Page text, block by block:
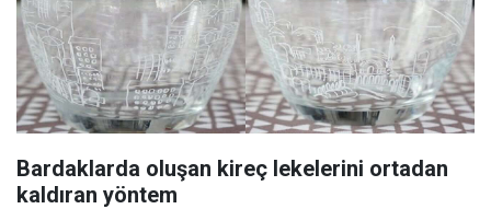
Bardaklarda oluşan kireç lekelerini ortadan
kaldıran yöntem